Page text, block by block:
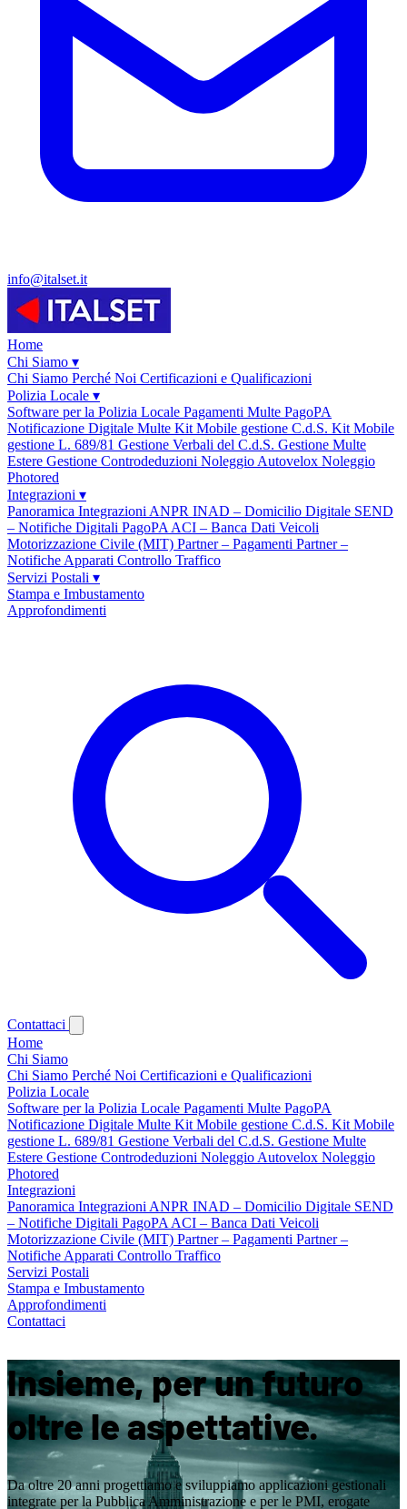
info@italset.it
Home
Chi Siamo ▾
Chi Siamo Perché Noi Certificazioni e Qualificazioni
Polizia Locale ▾
Software per la Polizia Locale Pagamenti Multe PagoPA
Notificazione Digitale Multe Kit Mobile gestione C.d.S. Kit Mobile
gestione L. 689/81 Gestione Verbali del C.d.S. Gestione Multe
Estere Gestione Controdeduzioni Noleggio Autovelox Noleggio
Photored
Integrazioni ▾
Panoramica Integrazioni ANPR INAD – Domicilio Digitale SEND
– Notifiche Digitali PagoPA ACI – Banca Dati Veicoli
Motorizzazione Civile (MIT) Partner – Pagamenti Partner –
Notifiche Apparati Controllo Traffico
Servizi Postali ▾
Stampa e Imbustamento
Approfondimenti
Contattaci
Home
Chi Siamo
Chi Siamo Perché Noi Certificazioni e Qualificazioni
Polizia Locale
Software per la Polizia Locale Pagamenti Multe PagoPA
Notificazione Digitale Multe Kit Mobile gestione C.d.S. Kit Mobile
gestione L. 689/81 Gestione Verbali del C.d.S. Gestione Multe
Estere Gestione Controdeduzioni Noleggio Autovelox Noleggio
Photored
Integrazioni
Panoramica Integrazioni ANPR INAD – Domicilio Digitale SEND
– Notifiche Digitali PagoPA ACI – Banca Dati Veicoli
Motorizzazione Civile (MIT) Partner – Pagamenti Partner –
Notifiche Apparati Controllo Traffico
Servizi Postali
Stampa e Imbustamento
Approfondimenti
Contattaci
Insieme, per un futuro
oltre le aspettative.
Da oltre 20 anni progettiamo e sviluppiamo applicazioni gestionali
integrate per la Pubblica Amministrazione e per le PMI, erogate